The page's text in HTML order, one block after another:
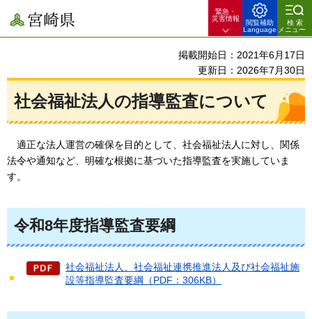
宮崎県
緊急・
災害情報
閲覧補助
Language
検索
メニュー
掲載開始日：2021年6月17日
更新日：2026年7月30日
社会福祉法人の指導監査について
適正な法人運営の確保を目的として、社会福祉法人に対し、関係
法令や通知など、明確な根拠に基づいた指導監査を実施していま
す。
令和8年度指導監査要綱
社会福祉法人、社会福祉連携推進法人及び社会福祉施
設等指導監査要綱（PDF：306KB）